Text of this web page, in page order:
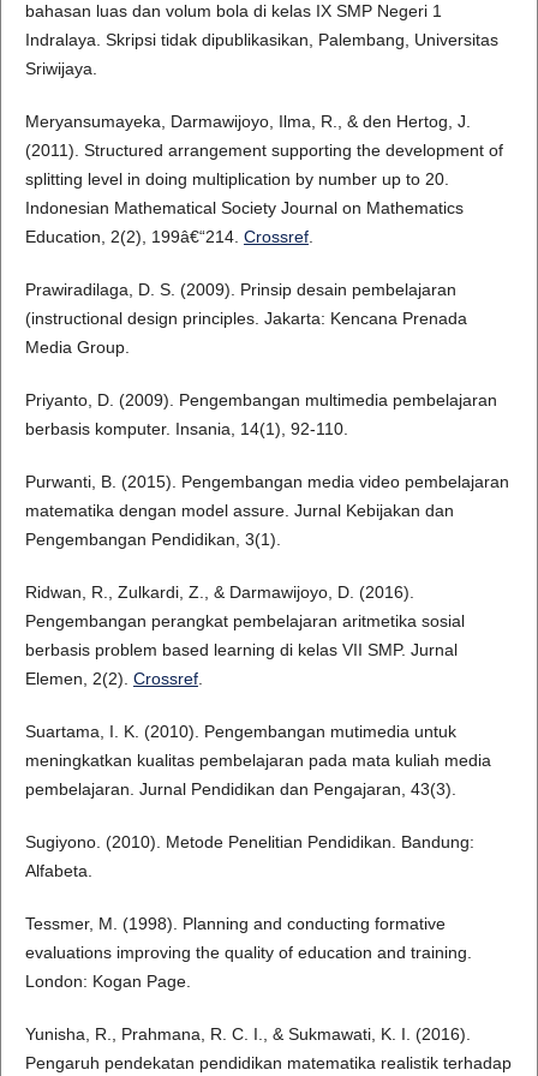
bahasan luas dan volum bola di kelas IX SMP Negeri 1
Indralaya. Skripsi tidak dipublikasikan, Palembang, Universitas
Sriwijaya.
Meryansumayeka, Darmawijoyo, Ilma, R., & den Hertog, J.
(2011). Structured arrangement supporting the development of
splitting level in doing multiplication by number up to 20.
Indonesian Mathematical Society Journal on Mathematics
Education, 2(2), 199â€“214. Crossref.
Prawiradilaga, D. S. (2009). Prinsip desain pembelajaran
(instructional design principles. Jakarta: Kencana Prenada
Media Group.
Priyanto, D. (2009). Pengembangan multimedia pembelajaran
berbasis komputer. Insania, 14(1), 92-110.
Purwanti, B. (2015). Pengembangan media video pembelajaran
matematika dengan model assure. Jurnal Kebijakan dan
Pengembangan Pendidikan, 3(1).
Ridwan, R., Zulkardi, Z., & Darmawijoyo, D. (2016).
Pengembangan perangkat pembelajaran aritmetika sosial
berbasis problem based learning di kelas VII SMP. Jurnal
Elemen, 2(2). Crossref.
Suartama, I. K. (2010). Pengembangan mutimedia untuk
meningkatkan kualitas pembelajaran pada mata kuliah media
pembelajaran. Jurnal Pendidikan dan Pengajaran, 43(3).
Sugiyono. (2010). Metode Penelitian Pendidikan. Bandung:
Alfabeta.
Tessmer, M. (1998). Planning and conducting formative
evaluations improving the quality of education and training.
London: Kogan Page.
Yunisha, R., Prahmana, R. C. I., & Sukmawati, K. I. (2016).
Pengaruh pendekatan pendidikan matematika realistik terhadap